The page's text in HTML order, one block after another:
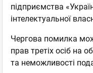
підприємства
інтелектуальної
Чергова помилка
прав третіх осіб на
та неможливості